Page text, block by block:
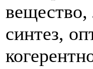
вещество,
синтез,